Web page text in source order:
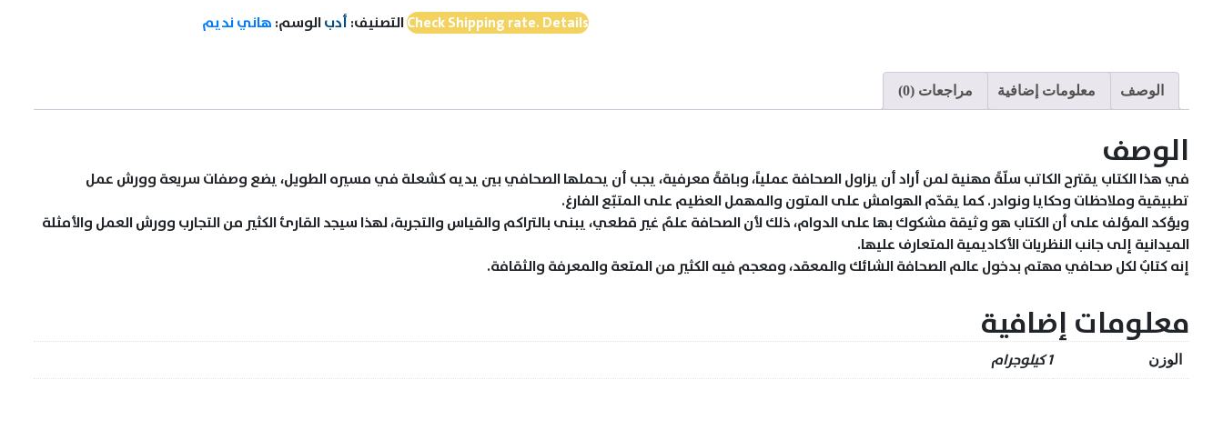
الناقص4
Check Shipping rate. Detailsالتصنيف: أدب الوسم: هاني نديم
الوصف معلومات إضافية مراجعات (0)
الوصف
في هذا الكتاب يقترح الكاتب سلّةً مهنية لمن أراد أن يزاول الصحافة عملياً، وباقةً معرفية، يجب أن يحملها الصحافي بين يديه كشعلة في مسيره الطويل، يضع وصفات سريعة وورش عمل
تطبيقية وملاحظات وحكايا ونوادر. كما يقدّم الهوامش على المتون والمهمل العظيم على المتبّع الفارغ.
ويؤكد المؤلف على أن الكتاب هو وثيقة مشكوك بها على الدوام، ذلك لأن الصحافة علمٌ غير قطعي، يبنى بالتراكم والقياس والتجربة، لهذا سيجد القارئ الكثير من التجارب وورش العمل والأمثلة
الميدانية إلى جانب النظريات الأكاديمية المتعارف عليها.
إنه كتابٌ لكل صحافي مهتم بدخول عالم الصحافة الشائك والمعقد، ومعجم فيه الكثير من المتعة والمعرفة والثقافة.
معلومات إضافية
الوزن 1 كيلوجرام